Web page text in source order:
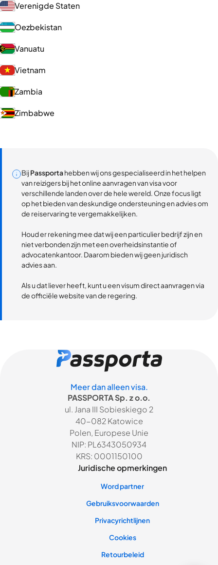
Verenigde Staten
Oezbekistan
Vanuatu
Vietnam
Zambia
Zimbabwe
BijPassportahebben wij ons gespecialiseerd in het helpen
van reizigers bij het online aanvragen van visa voor
verschillende landen over de hele wereld. Onze focus ligt
op het bieden van deskundige ondersteuning en advies om
de reiservaring te vergemakkelijken.
Houd er rekening mee dat wij een particulier bedrijf zijn en
niet verbonden zijn met een overheidsinstantie of
advocatenkantoor. Daarom bieden wij geen juridisch
advies aan.
Als u dat liever heeft, kunt u een visum direct aanvragen via
de officiële website van de regering.
Meer dan alleen visa.
PASSPORTA Sp. z o.o.
ul. Jana III Sobieskiego 2
40-082 Katowice
Polen, Europese Unie
NIP: PL6343050934
KRS: 0001150100
Juridische opmerkingen
Word partner
Gebruiksvoorwaarden
Privacyrichtlijnen
Cookies
Retourbeleid